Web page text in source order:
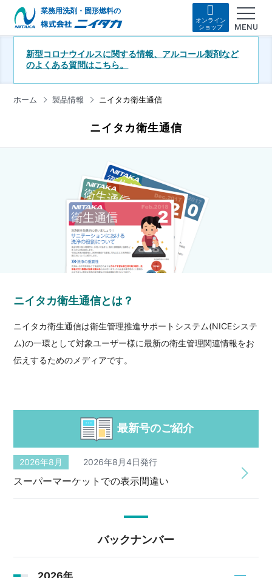
業務用洗剤・固形燃料の
オンライン
ショップ
MENU
新型コロナウイルスに関する情報、アルコール製剤など
のよくある質問はこちら。
ホーム 製品情報 ニイタカ衛生通信
ニイタカ衛生通信
ニイタカ衛生通信とは？
ニイタカ衛生通信は衛生管理推進サポートシステム(NICEシステ
ム)の一環として対象ユーザー様に最新の衛生管理関連情報をお
伝えするためのメディアです。
最新号のご紹介
2026年8月 2026年8月4日発行
スーパーマーケットでの表示間違い
バックナンバー
2026年